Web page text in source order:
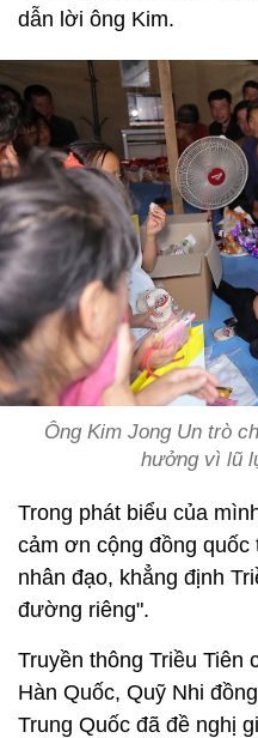
dẫn lời ông Kim.
Ông Kim Jong Un trò
hưởng vì lũ
Trong phát biểu của
cảm ơn cộng đồng
nhân đạo, khẳng định
đường riêng".
Truyền thông Triều Tiên
Hàn Quốc, Quỹ Nhi
Trung Quốc đã đề nghị